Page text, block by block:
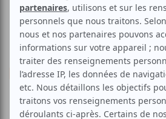
Musique Electronique Pop Musique du
Soirée Urbaine |